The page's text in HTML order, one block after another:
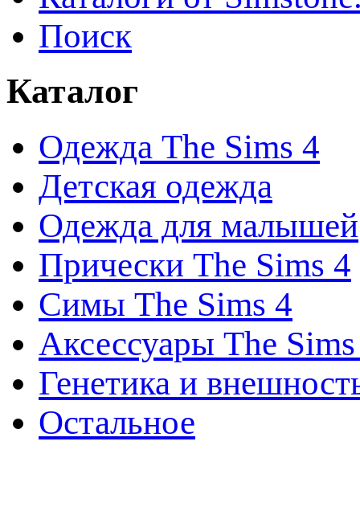
Поиск
Каталог
Одежда The Sims 4
Детская одежда
Одежда для малышей
Прически The Sims 4
Симы The Sims 4
Аксессуары The
Генетика и
Остальное